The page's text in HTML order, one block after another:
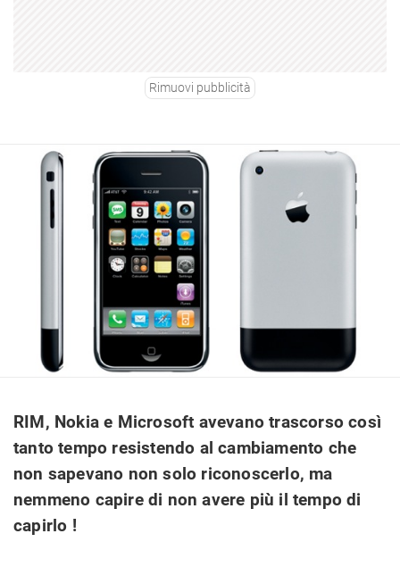
Rimuovi pubblicità
RIM, Nokia e Microsoft avevano trascorso così
tanto tempo resistendo al cambiamento che
non sapevano non solo riconoscerlo, ma
nemmeno capire di non avere più il tempo di
capirlo !